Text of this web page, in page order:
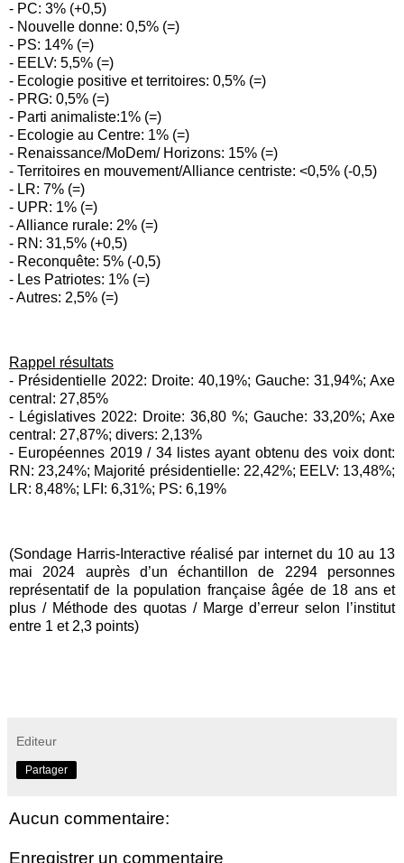
- PC: 3% (+0,5)
- Nouvelle donne: 0,5% (=)
- PS: 14% (=)
- EELV: 5,5% (=)
- Ecologie positive et territoires: 0,5% (=)
- PRG: 0,5% (=)
- Parti animaliste:1% (=)
- Ecologie au Centre: 1% (=)
- Renaissance/MoDem/ Horizons: 15% (=)
- Territoires en mouvement/Alliance centriste: <0,5% (-0,5)
- LR: 7% (=)
- UPR: 1% (=)
- Alliance rurale: 2% (=)
- RN: 31,5% (+0,5)
- Reconquête: 5% (-0,5)
- Les Patriotes: 1% (=)
- Autres: 2,5% (=)
Rappel résultats
- Présidentielle 2022: Droite: 40,19%; Gauche: 31,94%; Axe
central: 27,85%
- Législatives 2022: Droite: 36,80 %; Gauche: 33,20%; Axe
central: 27,87%; divers: 2,13%
- Européennes 2019 / 34 listes ayant obtenu des voix dont:
RN: 23,24%; Majorité présidentielle: 22,42%; EELV: 13,48%;
LR: 8,48%; LFI: 6,31%; PS: 6,19%
(Sondage Harris-Interactive réalisé par internet du 10 au 13
mai 2024 auprès d’un échantillon de 2294 personnes
représentatif de la population française âgée de 18 ans et
plus / Méthode des quotas / Marge d’erreur selon l’institut
entre 1 et 2,3 points)
Editeur
Partager
Aucun commentaire:
Enregistrer un commentaire